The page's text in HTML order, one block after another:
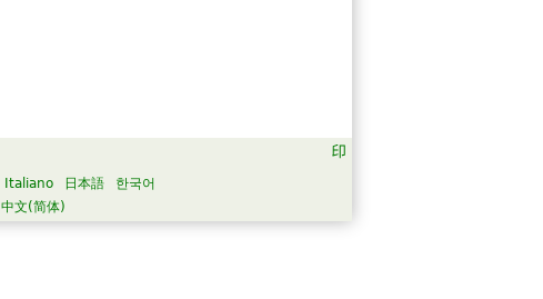
Italiano 日本語
한국어
中文(简体)